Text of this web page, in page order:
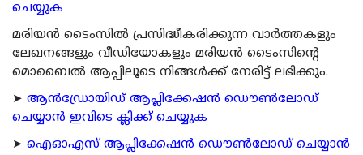
ചെയ്യുക
മരിയന്‍ ടൈംസില്‍ പ്രസിദ്ധീകരിക്കുന്ന വാര്‍ത്തകളും
ലേഖനങ്ങളും വീഡിയോകളും മരിയന്‍ ടൈംസിന്റെ
മൊബൈല്‍ ആപ്പിലൂടെ നിങ്ങള്‍ക്ക് നേരിട്ട് ലഭിക്കും.
➤ ആന്‍ഡ്രോയിഡ് ആപ്ലിക്കേഷന്‍ ഡൌണ്‍ലോഡ്
ചെയ്യാന്‍ ഇവിടെ ക്ലിക്ക് ചെയ്യുക
➤ ഐഓഎസ് ആപ്ലിക്കേഷന്‍ ഡൌണ്‍ലോഡ് ചെയ്യാന്‍